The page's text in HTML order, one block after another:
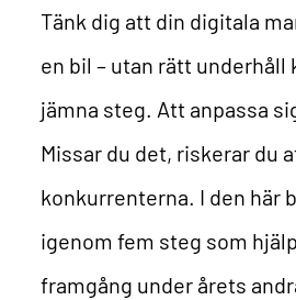
Tänk dig att din digitala
en bil – utan rätt underhåll
jämna steg. Att anpassa
Missar du det, riskerar du
konkurrenterna. I den här
igenom fem steg som
framgång under årets